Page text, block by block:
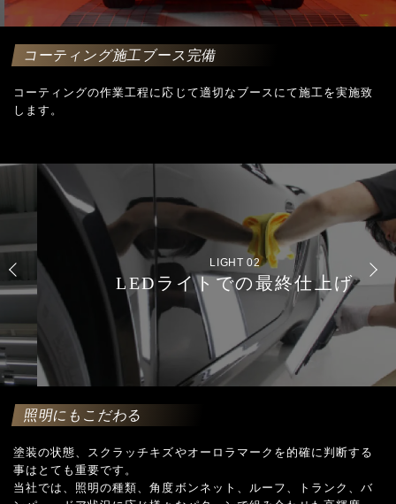
コーティング施工ブース完備
コーティングの作業工程に応じて適切なブースにて施工を実施致
します。
照明にもこだわる
塗装の状態、スクラッチキズやオーロラマークを的確に判断する
事はとても重要です。
当社では、照明の種類、角度ボンネット、ルーフ、トランク、バ
LIGHT 02
LEDライトでの最終仕上げ